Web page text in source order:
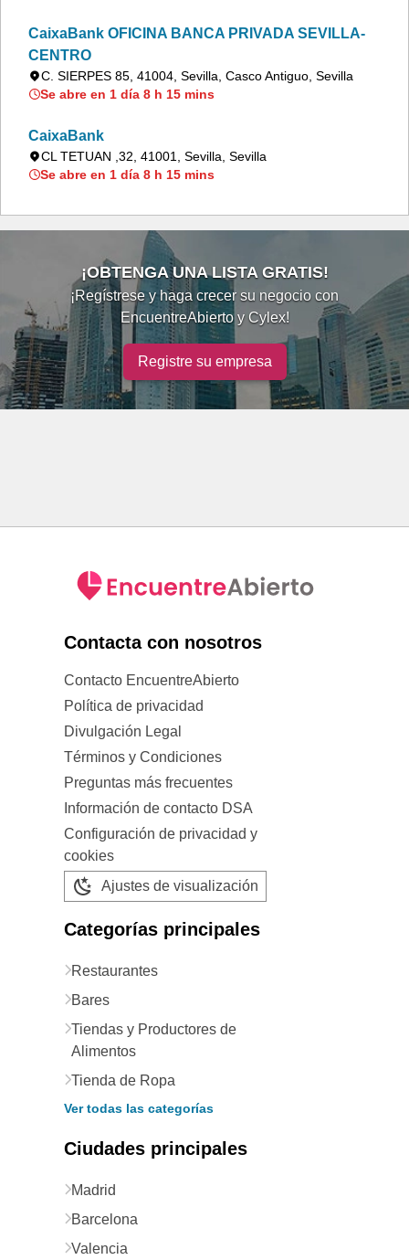
CaixaBank OFICINA BANCA PRIVADA SEVILLA-
CENTRO
C. SIERPES 85, 41004, Sevilla, Casco Antiguo, Sevilla
Se abre en 1 día 8 h 15 mins
CaixaBank
CL TETUAN ,32, 41001, Sevilla, Sevilla
Se abre en 1 día 8 h 15 mins
¡OBTENGA UNA LISTA GRATIS!
¡Regístrese y haga crecer su negocio con
EncuentreAbierto y Cylex!
Registre su empresa
Contacta con nosotros
Contacto EncuentreAbierto
Política de privacidad
Divulgación Legal
Términos y Condiciones
Preguntas más frecuentes
Información de contacto DSA
Configuración de privacidad y
cookies
Ajustes de visualización
Categorías principales
Restaurantes
Bares
Tiendas y Productores de
Alimentos
Tienda de Ropa
Ver todas las categorías
Ciudades principales
Madrid
Barcelona
Valencia